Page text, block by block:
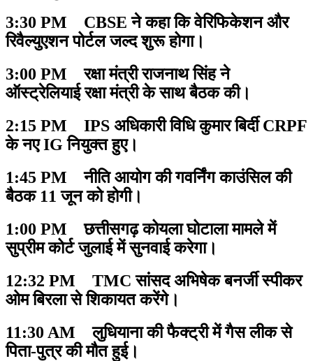
3:30 PM CBSE ने कहा कि वेरिफिकेशन और
रिवैल्युएशन पोर्टल जल्द शुरू होगा।
3:00 PM रक्षा मंत्री राजनाथ सिंह ने
ऑस्ट्रेलियाई रक्षा मंत्री के साथ बैठक की।
2:15 PM IPS अधिकारी विधि कुमार बिर्दी CRPF
के नए IG नियुक्त हुए।
1:45 PM नीति आयोग की गवर्निंग काउंसिल की
बैठक 11 जून को होगी।
1:00 PM छत्तीसगढ़ कोयला घोटाला मामले में
सुप्रीम कोर्ट जुलाई में सुनवाई करेगा।
12:32 PM TMC सांसद अभिषेक बनर्जी स्पीकर
ओम बिरला से शिकायत करेंगे।
11:30 AM लुधियाना की फैक्ट्री में गैस लीक से
पिता-पुत्र की मौत हुई।